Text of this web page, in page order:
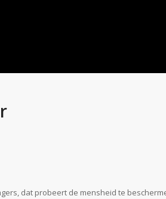
dat probeert de mensheid te